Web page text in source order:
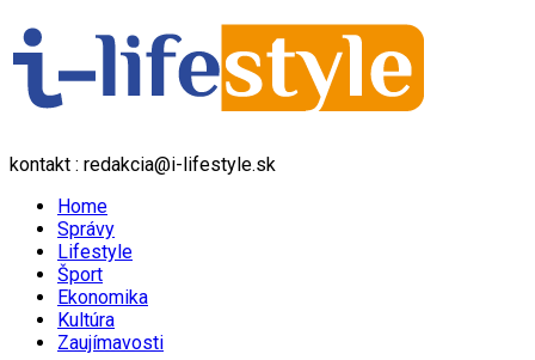
kontakt : redakcia@i-lifestyle.sk
Home
Správy
Lifestyle
Šport
Ekonomika
Kultúra
Zaujímavosti